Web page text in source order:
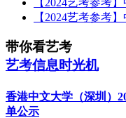
【2024艺考参考
带你看艺考
艺考信息时光机
香港中文大学（深圳）
单公示